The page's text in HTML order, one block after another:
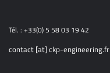
Tél. : +33(0) 5 58 03 19 42
contact [at] ckp-engineering.fr